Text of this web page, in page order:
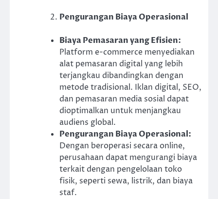
Pengurangan Biaya Operasional
Biaya Pemasaran yang Efisien:
Platform e-commerce menyediakan
alat pemasaran digital yang lebih
terjangkau dibandingkan dengan
metode tradisional. Iklan digital, SEO,
dan pemasaran media sosial dapat
dioptimalkan untuk menjangkau
audiens global.
Pengurangan Biaya Operasional:
Dengan beroperasi secara online,
perusahaan dapat mengurangi biaya
terkait dengan pengelolaan toko
fisik, seperti sewa, listrik, dan biaya
staf.